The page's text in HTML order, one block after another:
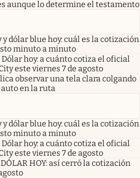
aunque lo determine el testamento
y dólar blue hoy: cuál es la cotización
minuto a minuto
Dólar hoy: a cuánto cotiza el oficial
este viernes 7 de agosto
observar una tela clara colgando
en la ruta
y dólar blue hoy: cuál es la cotización
minuto a minuto
Dólar hoy: a cuánto cotiza el oficial
este viernes 7 de agosto
HOY: así cerró la cotización